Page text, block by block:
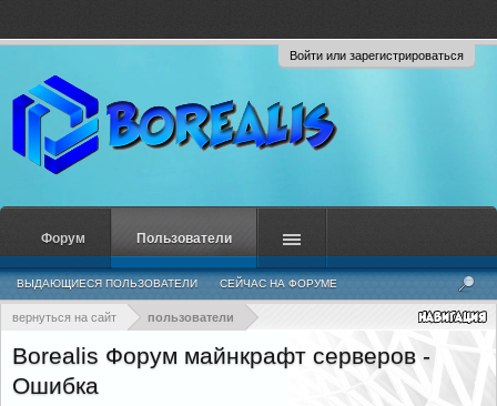
Войти или зарегистрироваться
вернуться на сайт пользователи
Borealis Форум майнкрафт серверов -
Ошибка
Форум Пользователи
ВЫДАЮЩИЕСЯ ПОЛЬЗОВАТЕЛИ СЕЙЧАС НА ФОРУМЕ
НЕДАВНЯЯ АКТИВНОСТЬ НОВЫЕ СООБЩЕНИЯ ПРОФИЛЯ